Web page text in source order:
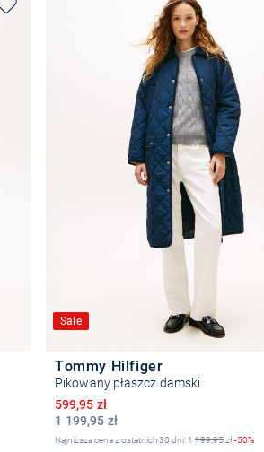
Sale
Tommy Hilfiger
Pikowany płaszcz damski
1 199,95 zł
Obniżona cena
599,95 zł
Najniższa cena z ostatnich 30 dni: 1 199,95zł-50%